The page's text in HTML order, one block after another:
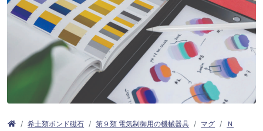
希土類ボンド磁石 第９類 電気制御用の機械器具 マグ
Ｎ